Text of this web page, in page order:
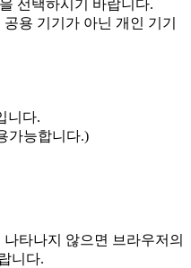
을 선택하시기 바랍니다.
용 기기가 아닌 개인 기기
니다.
가능합니다.)
타나지 않으면 브라우저의
니다.